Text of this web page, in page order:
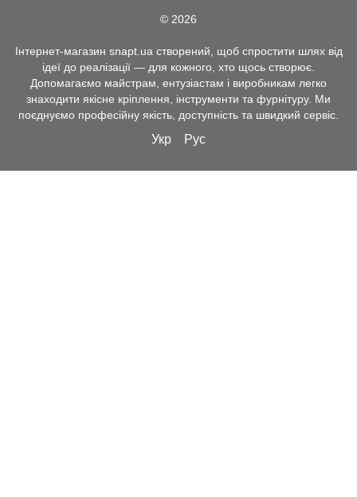
© 2026
Інтернет-магазин snapt.ua створений, щоб спростити шлях від
ідеї до реалізації — для кожного, хто щось створює.
Допомагаємо майстрам, ентузіастам і виробникам легко
знаходити якісне кріплення, інструменти та фурнітуру. Ми
поєднуємо професійну якість, доступність та швидкий сервіс.
Укр Рус